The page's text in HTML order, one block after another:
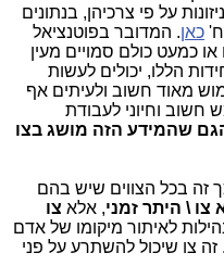
על פי צרכיהן, בנתונים
כאן. המדובר בפוטנציאל
כמעט כולם סמויים מעין
הללו, יכולים לעשות
מאוד חשוב ולעיתים אף
חשוב וחיוני לעבודת
שהמידע הזה מושג בצו
זה בכל הצווים שיש בהם
צו \ היתר זמני, אלא צו
לאיתור מיקומו של אדם
צו שיכול להשתרע על פני